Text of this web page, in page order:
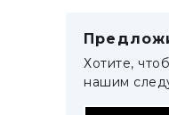
Хотите,
нашим